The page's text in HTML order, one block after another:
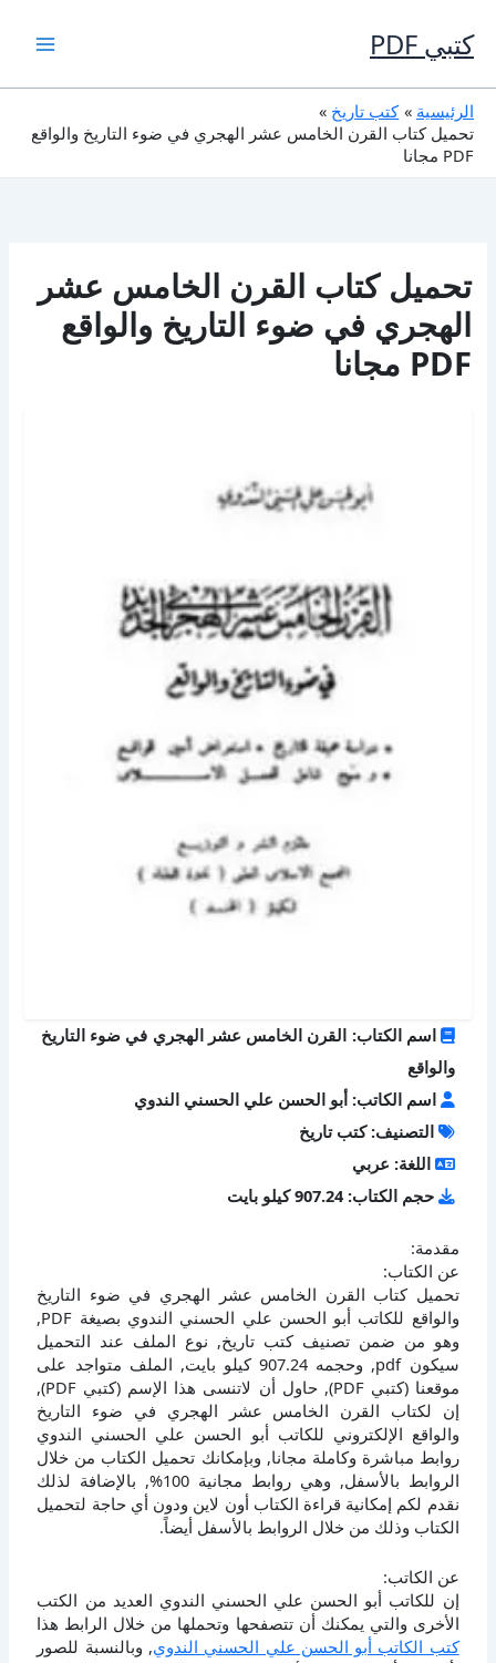
إلى
المحتوى
كتبي PDF
الرئيسية
كتب تاريخ
تحميل كتاب القرن الخامس عشر الهجري في ضوء التاريخ والواقع
PDF مجانا
تحميل كتاب القرن الخامس عشر
الهجري في ضوء التاريخ والواقع
PDF مجانا
اسم الكتاب: القرن الخامس عشر الهجري في ضوء التاريخ
والواقع
اسم الكاتب: أبو الحسن علي الحسني الندوي
التصنيف: كتب تاريخ
اللغة: عربي
حجم الكتاب: 907.24 كيلو بايت
مقدمة:
عن الكتاب:
تحميل كتاب القرن الخامس عشر الهجري في ضوء التاريخ
والواقع للكاتب أبو الحسن علي الحسني الندوي بصيغة PDF,
وهو من ضمن تصنيف كتب تاريخ, نوع الملف عند التحميل
سيكون pdf, وحجمه 907.24 كيلو بايت, الملف متواجد على
موقعنا (كتبي PDF), حاول أن لاتنسى هذا الإسم (كتبي PDF),
إن لكتاب القرن الخامس عشر الهجري في ضوء التاريخ
والواقع الإلكتروني للكاتب أبو الحسن علي الحسني الندوي
روابط مباشرة وكاملة مجانا, وبإمكانك تحميل الكتاب من خلال
الروابط بالأسفل, وهي روابط مجانية 100%, بالإضافة لذلك
نقدم لكم إمكانية قراءة الكتاب أون لاين ودون أي حاجة لتحميل
الكتاب وذلك من خلال الروابط بالأسفل أيضاً.
عن الكاتب:
إن للكاتب أبو الحسن علي الحسني الندوي العديد من الكتب
الأخرى والتي يمكنك أن تتصفحها وتحملها من خلال الرابط هذا
كتب الكاتب أبو الحسن علي الحسني الندوي, وبالنسبة للصور